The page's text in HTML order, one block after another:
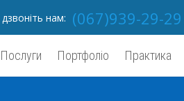
нам: (067)939-29-29
Послуги Портфоліо Практика